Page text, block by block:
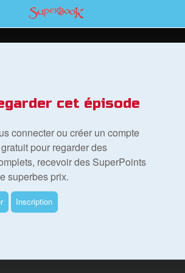
Return to Content
cet épisode
connecter ou créer un compte
pour regarder des
recevoir des SuperPoints
superbes prix.
Inscription